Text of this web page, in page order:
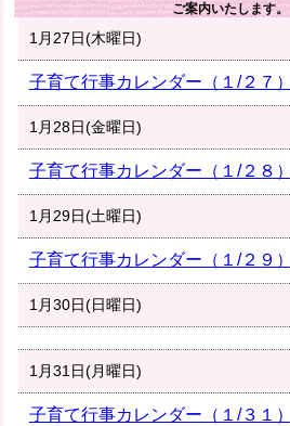
ご案内いたします。
1月27日(木曜日)
子育て行事カレンダー（１/２７）
1月28日(金曜日)
子育て行事カレンダー（１/２８）
1月29日(土曜日)
子育て行事カレンダー（１/２９）
1月30日(日曜日)
1月31日(月曜日)
子育て行事カレンダー（１/３１）